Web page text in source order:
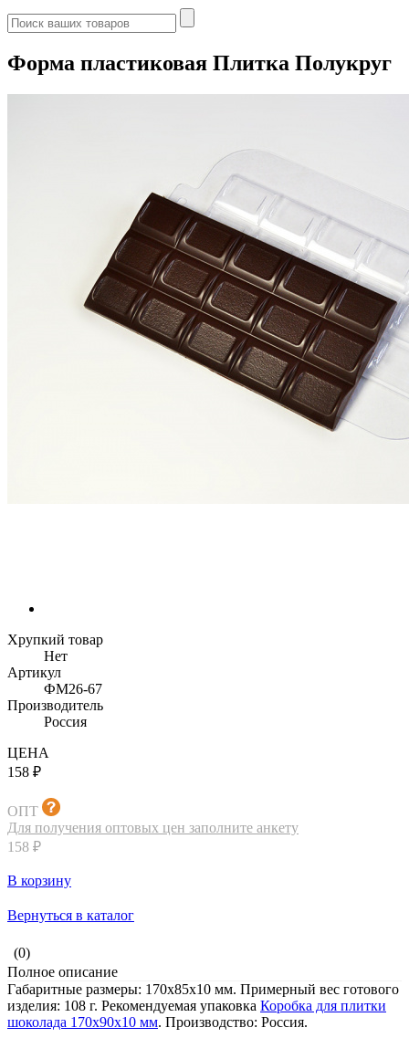
Форма пластиковая Плитка Полукруг
Хрупкий товар
Нет
Артикул
ФМ26-67
Производитель
Россия
ЦЕНА
158 ₽
ОПТ
Для получения оптовых цен заполните анкету
158 ₽
В корзину
Вернуться в каталог
(0)
Полное описание
Габаритные размеры: 170x85x10 мм. Примерный вес готового
изделия: 108 г. Рекомендуемая упаковка Коробка для плитки
шоколада 170x90x10 мм. Производство: Россия.